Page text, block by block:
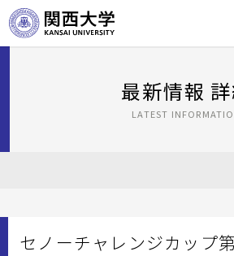
最新情報
LATEST
セノーチャレンジカップ